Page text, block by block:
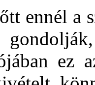
ennél a
ez